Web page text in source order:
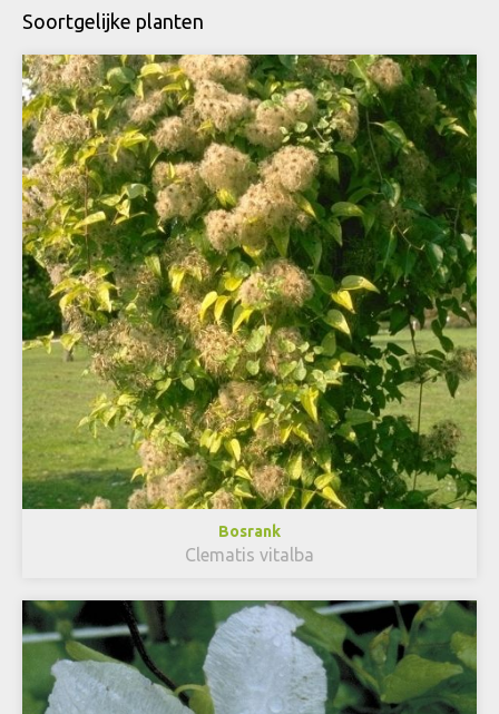
Soortgelijke planten
Bosrank
Clematis vitalba